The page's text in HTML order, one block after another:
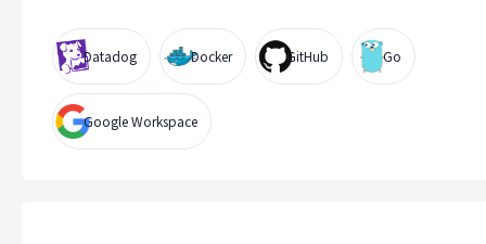
Datadog Docker GitHub Go
Google Workspace